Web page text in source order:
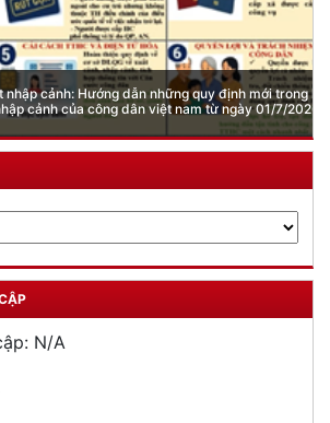
cảnh: Hướng dẫn những quy định mới trong lĩnh
cảnh của công dân việt nam từ ngày 01/7/2026
N/A